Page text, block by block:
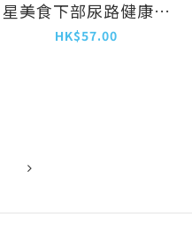
星美食下部尿路健康維
持用 1歳～10歳魚味餅
HK$57.00